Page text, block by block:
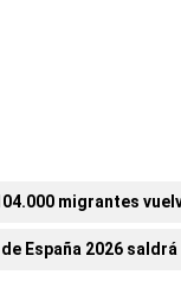
migrantes
de España 2026